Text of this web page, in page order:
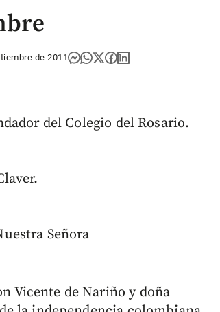
de 2011
del Colegio del Rosario.
Señora
Vicente de Nariño y doña